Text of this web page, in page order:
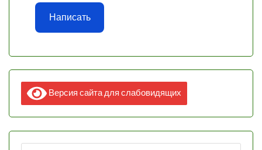
Написать
Версия сайта для слабовидящих